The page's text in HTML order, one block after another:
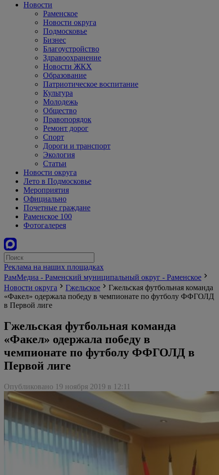
Новости
Раменское
Новости округа
Подмосковье
Бизнес
Благоустройство
Здравоохранение
Новости ЖКХ
Образование
Патриотическое воспитание
Культура
Молодежь
Общество
Правопорядок
Ремонт дорог
Спорт
Дороги и транспорт
Экология
Статьи
Новости округа
Лето в Подмосковье
Мероприятия
Официально
Почетные граждане
Раменское 100
Фотогалерея
Реклама на наших площадках
РамМедиа - Раменский муниципальный округ - Раменское
Новости округа
Гжельское
Гжельская футбольная команда
«Факел» одержала победу в чемпионате по футболу ФФГОЛД
в Первой лиге
Гжельская футбольная команда
«Факел» одержала победу в
чемпионате по футболу ФФГОЛД в
Первой лиге
Опубликовано 19 ноября 2019 в 12:11